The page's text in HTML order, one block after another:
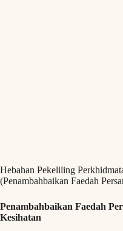
Hebahan Pekeliling
(Penambahbaikan Faedah
Penambahbaikan Faedah
Kesihatan